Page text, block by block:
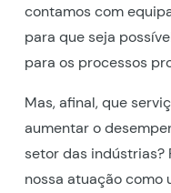
contamos com
para que seja
para os processos
Mas, afinal, que
aumentar o
setor das indústrias?
nossa atuação como